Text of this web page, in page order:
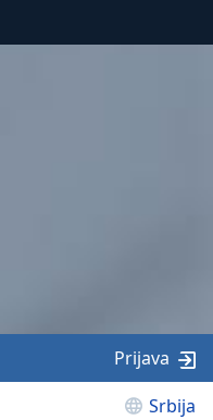
Srbija
Prijava